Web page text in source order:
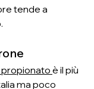
tende a
è il più
ma poco